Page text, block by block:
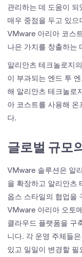
관리하는 데 도움이
매우 중점을 두고 있
VMware 아리아 코스
나은 가치를 창출하는
알리안츠 테크놀로지
이 부과되는 엔드 투
해 알리안츠 테크놀로
아 코스트를 사용해
다.
글로벌 규모
VMware 솔루션은 알
을 확장하고 알리안츠
옵스 스타일의 협업을
VMware 아리아 오토
클라우드 플랫폼을 구
니다. 각 운영 주체들
있고 일일이 변경할